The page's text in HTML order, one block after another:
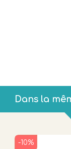
Dans la
-10%